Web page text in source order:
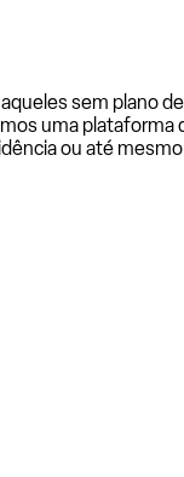
sem plano
uma plataforma
ou até